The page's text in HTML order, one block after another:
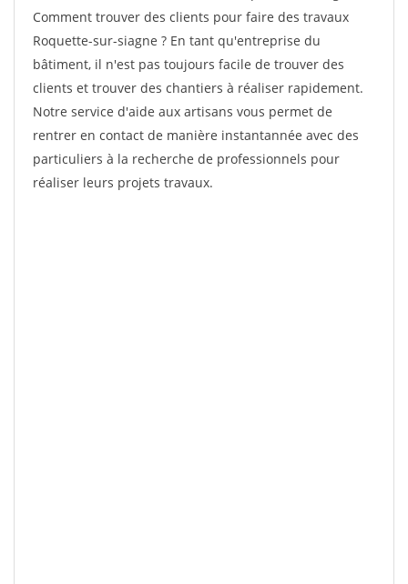
Comment trouver des clients pour faire des travaux
Roquette-sur-siagne ? En tant qu'entreprise du
bâtiment, il n'est pas toujours facile de trouver des
clients et trouver des chantiers à réaliser rapidement.
Notre service d'aide aux artisans vous permet de
rentrer en contact de manière instantannée avec des
particuliers à la recherche de professionnels pour
réaliser leurs projets travaux.